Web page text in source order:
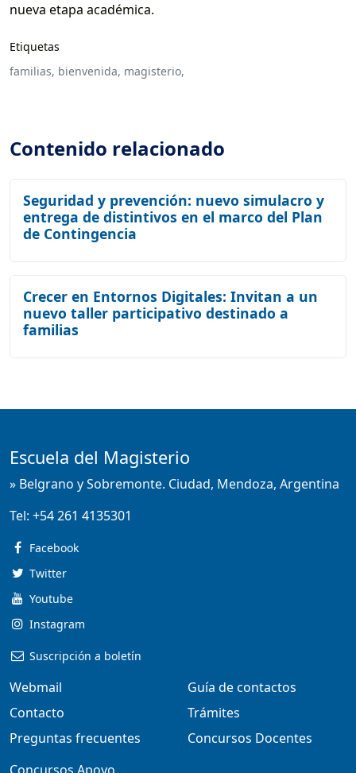
nueva etapa académica.
Etiquetas
familias, bienvenida, magisterio,
Contenido relacionado
Seguridad y prevención: nuevo simulacro y
entrega de distintivos en el marco del Plan
de Contingencia
Crecer en Entornos Digitales: Invitan a un
nuevo taller participativo destinado a
familias
Escuela del Magisterio
» Belgrano y Sobremonte. Ciudad, Mendoza, Argentina
Tel: +54 261 4135301
Facebook
Twitter
Youtube
Instagram
Suscripción a boletín
Webmail
Contacto
Preguntas frecuentes
Guía de contactos
Trámites
Concursos Docentes